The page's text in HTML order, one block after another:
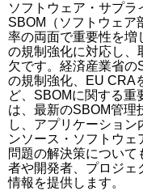
ソフトウェア・サプラ
SBOM（ソフトウェア
率の両面で重要性を増
の規制強化に対応し、
欠です。経済産業省の
の規制強化、EU CRA
ど、SBOMに関する重
は、最新のSBOM管理
し、アプリケーショ
ンソース・ソフトウェ
問題の解決策について
者や開発者、プロジェ
情報を提供します。